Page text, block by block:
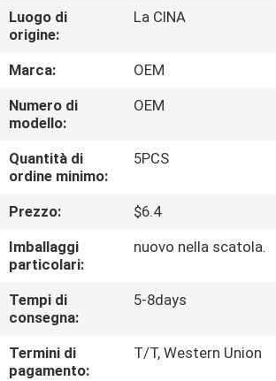
A
NOI
GIRO
DELLA
FABBRICA
CONTROLLO
DI
QUALITÀ
CONTATTICI
Luogo di
origine:
La CINA
Marca:
OEM
Numero di
modello:
OEM
Quantità di
ordine minimo:
5PCS
Prezzo:
$6.4
Imballaggi
particolari:
nuovo nella scatola.
Tempi di
consegna:
5-8days
Termini di
pagamento:
T/T, Western Union